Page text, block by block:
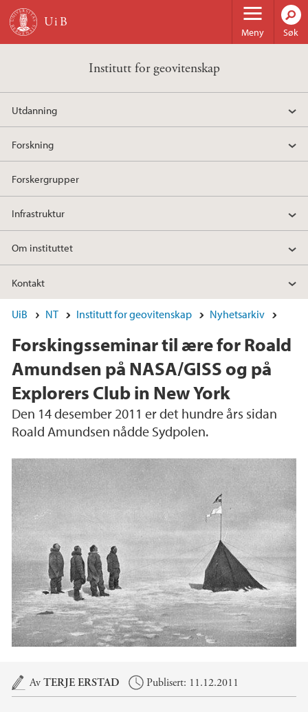
Hopp til hovedinnhold
Meny Søk
Institutt for geovitenskap
Utdanning
Forskning
Forskergrupper
Infrastruktur
Om instituttet
Kontakt
UiB NT Institutt for geovitenskap Nyhetsarkiv
Forskingsseminar til ære for Roald
Amundsen på NASA/GISS og på
Explorers Club in New York
Den 14 desember 2011 er det hundre års sidan
Roald Amundsen nådde Sydpolen.
Hovedinnhold
AvTERJE ERSTAD Publisert: 11.12.2011